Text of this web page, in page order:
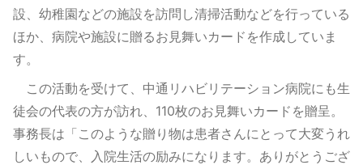
設、幼稚園などの施設を訪問し清掃活動などを行っている
ほか、病院や施設に贈るお見舞いカードを作成していま
す。
この活動を受けて、中通リハビリテーション病院にも生
徒会の代表の方が訪れ、110枚のお見舞いカードを贈呈。
事務長は「このような贈り物は患者さんにとって大変うれ
しいもので、入院生活の励みになります。ありがとうござ